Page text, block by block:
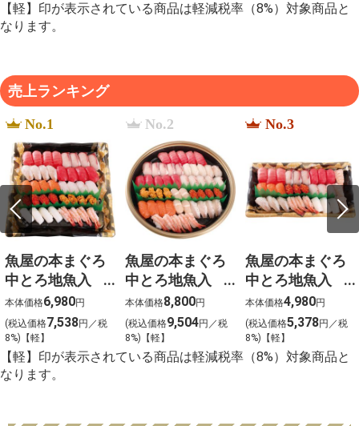
【軽】印が表示されている商品は軽減税率（8%）対象商品と
なります。
売上ランキング
No.1
魚屋の本まぐろ
中とろ地魚入
上生寿司 宴
（うたげ）わさ
び抜き【g-2】
本体価格6,980円
(税込価格7,538円／税
8%)【軽】
No.2
魚屋の本まぐろ
中とろ地魚入
上生寿司 寿
（ことぶき）わ
さび抜き【g-1】
本体価格8,800円
(税込価格9,504円／税
8%)【軽】
No.3
魚屋の本まぐろ
中とろ地魚入
上生寿司 瑞穂
（みずほ）わさ
び抜き【g-3】
本体価格4,980円
(税込価格5,378円／税
8%)【軽】
【軽】印が表示されている商品は軽減税率（8%）対象商品と
なります。